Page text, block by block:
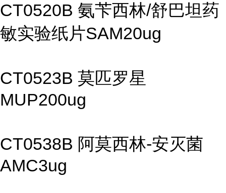
CT0520B 氨苄西林/舒巴坦药
敏实验纸片SAM20ug
CT0523B 莫匹罗星
MUP200ug
CT0538B 阿莫西林-安灭菌
AMC3ug